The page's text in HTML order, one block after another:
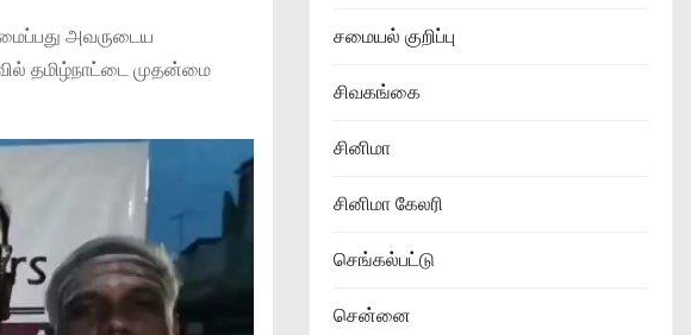
அவருடைய
தமிழ்நாட்டை முதன்மை
சமையல் குறிப்பு
சிவகங்கை
சினிமா
சினிமா கேலரி
செங்கல்பட்டு
சென்னை